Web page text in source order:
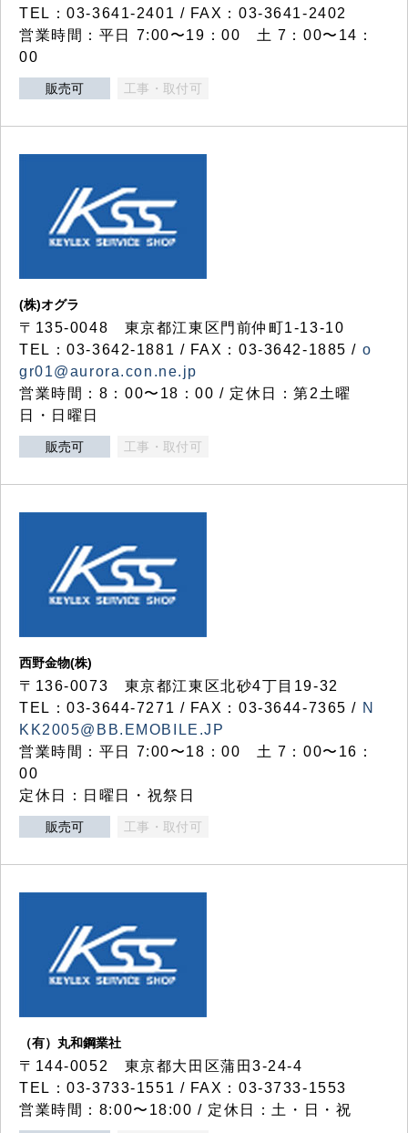
TEL：03-3641-2401 / FAX：03-3641-2402
営業時間：平日 7:00〜19：00 土 7：00〜14：
00
販売可 工事・取付可
(株)オグラ
〒135-0048 東京都江東区門前仲町1-13-10
TEL：03-3642-1881 / FAX：03-3642-1885 / o
gr01@aurora.con.ne.jp
営業時間：8：00〜18：00 / 定休日：第2土曜
日・日曜日
販売可 工事・取付可
西野金物(株)
〒136-0073 東京都江東区北砂4丁目19-32
TEL：03‐3644‐7271 / FAX：03-3644-7365 / N
KK2005@BB.EMOBILE.JP
営業時間：平日 7:00〜18：00 土 7：00〜16：
00
定休日：日曜日・祝祭日
販売可 工事・取付可
（有）丸和鋼業社
〒144-0052 東京都大田区蒲田3-24-4
TEL：03-3733-1551 / FAX：03-3733-1553
営業時間：8:00〜18:00 / 定休日：土・日・祝